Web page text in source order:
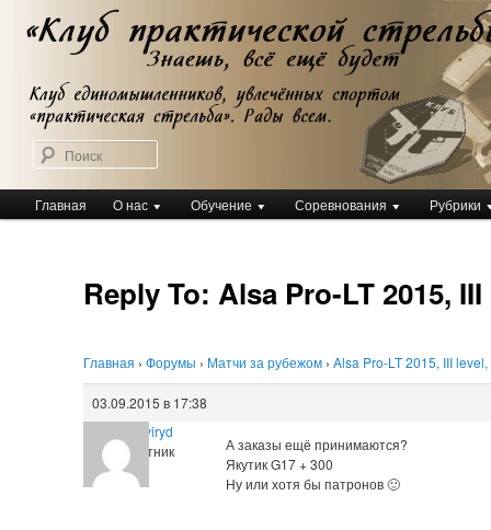
Перейти
основному
содержимому
Клуб практической стрельбы
Клуб практической стрельбы
Главное
меню
Главная О нас Обучение Соревнования Рубрики
Reply To: Alsa Pro-LT 2015,
Главная › Форумы › Матчи за рубежом › Alsa Pro-LT 2015, III
03.09.2015 в 17:38
Kate Sviryd
Участник
А заказы ещё принимаются?
Якутик G17 + 300
Ну или хотя бы патронов 🙂